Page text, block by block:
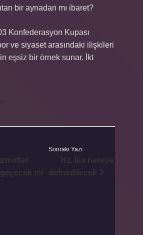
bir aynadan mı ibaret?
Konfederasyon Kupası
ve siyaset arasındaki ilişkileri
eşsiz bir örnek sunar. İkt
Sonraki Yazı